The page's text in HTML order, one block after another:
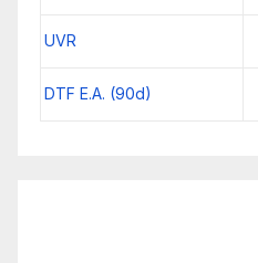
UVR
DTF E.A. (90d)